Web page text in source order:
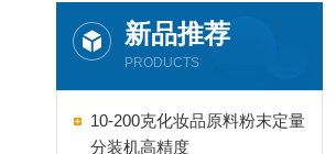
新品推荐
PRODUCTS
10-200克化妆品原料粉末定量
分装机高精度